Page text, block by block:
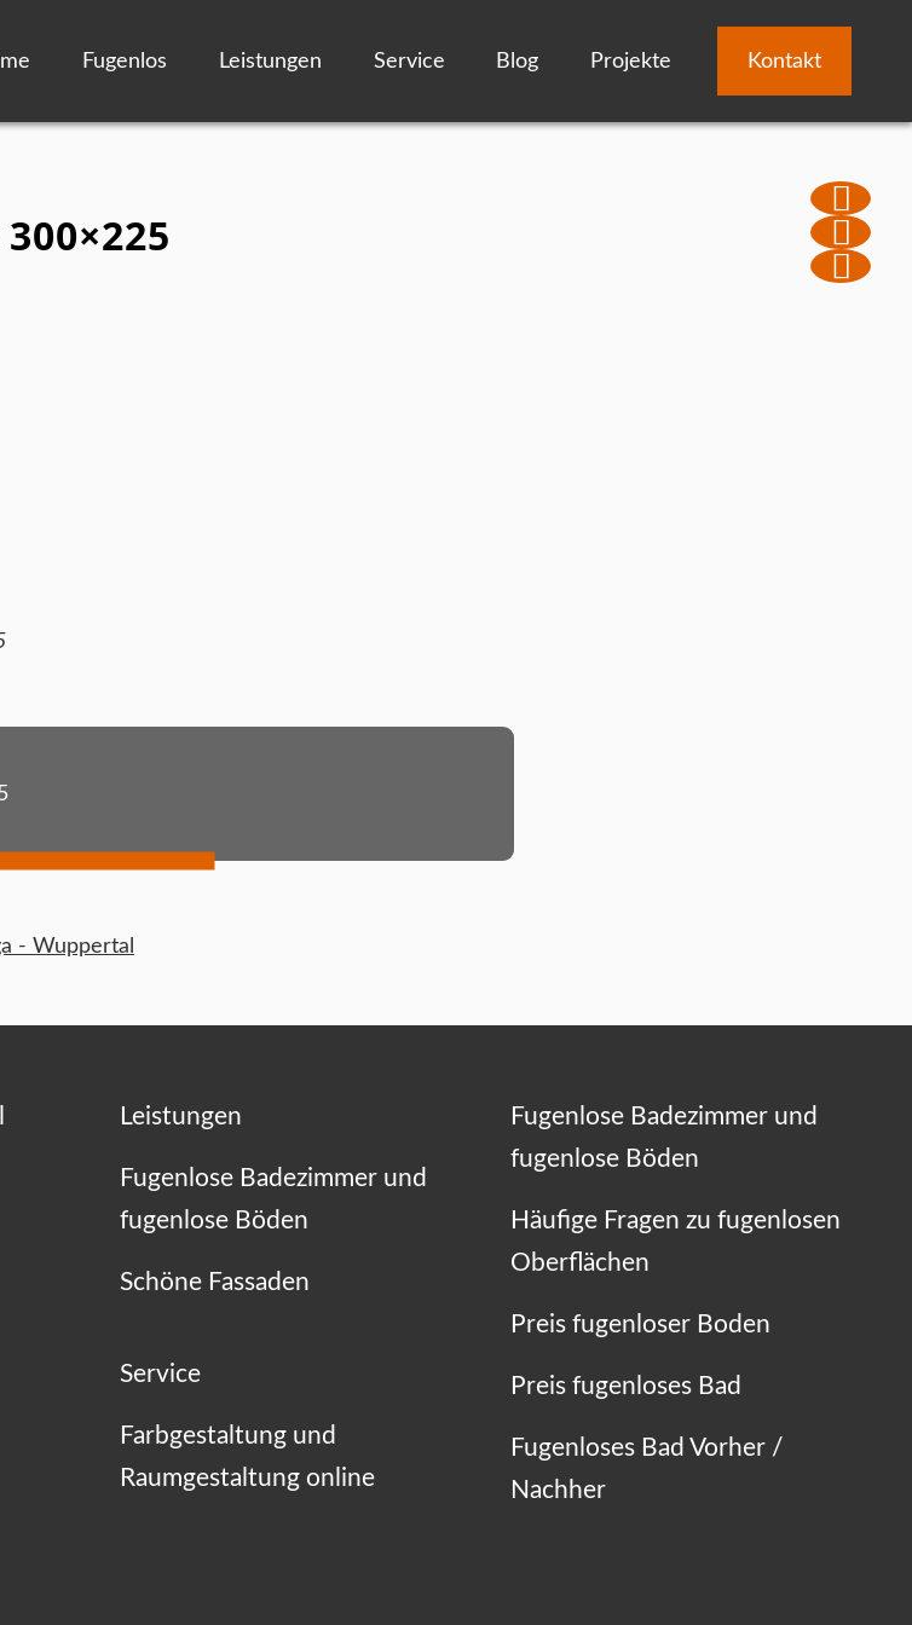
Fugenlos Leistungen Service Blog Projekte Kontakt
- Wuppertal
Leistungen
Fugenlose Badezimmer und
fugenlose Böden
Schöne Fassaden
Service
Farbgestaltung und
Raumgestaltung online
Fugenlose Badezimmer und
fugenlose Böden
Häufige Fragen zu fugenlosen
Oberflächen
Preis fugenloser Boden
Preis fugenloses Bad
Fugenloses Bad Vorher /
Nachher